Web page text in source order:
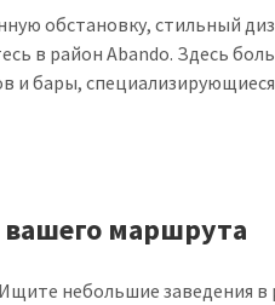
обстановку, стильный
в район Abando. Здесь
и бары,
маршрута
небольшие заведения в